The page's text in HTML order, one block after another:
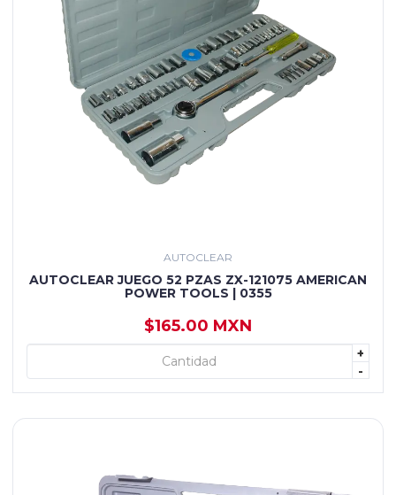
AUTOCLEAR
AUTOCLEAR JUEGO 52 PZAS ZX-121075 AMERICAN
POWER TOOLS | 0355
$165.00 MXN
+
-
+ AGREGAR